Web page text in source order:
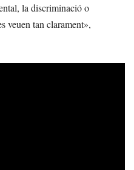
la discriminació o
veuen tan clarament»,